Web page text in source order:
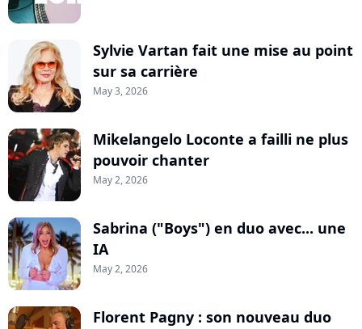
Sylvie Vartan fait une mise au point
sur sa carrière
May 3, 2026
Mikelangelo Loconte a failli ne plus
pouvoir chanter
May 2, 2026
Sabrina ("Boys") en duo avec... une
IA
May 2, 2026
Florent Pagny : son nouveau duo